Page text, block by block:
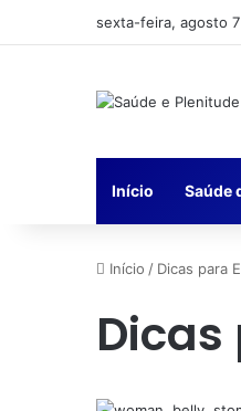
sexta-feira, agosto
Início Saúde
Início / Dicas para